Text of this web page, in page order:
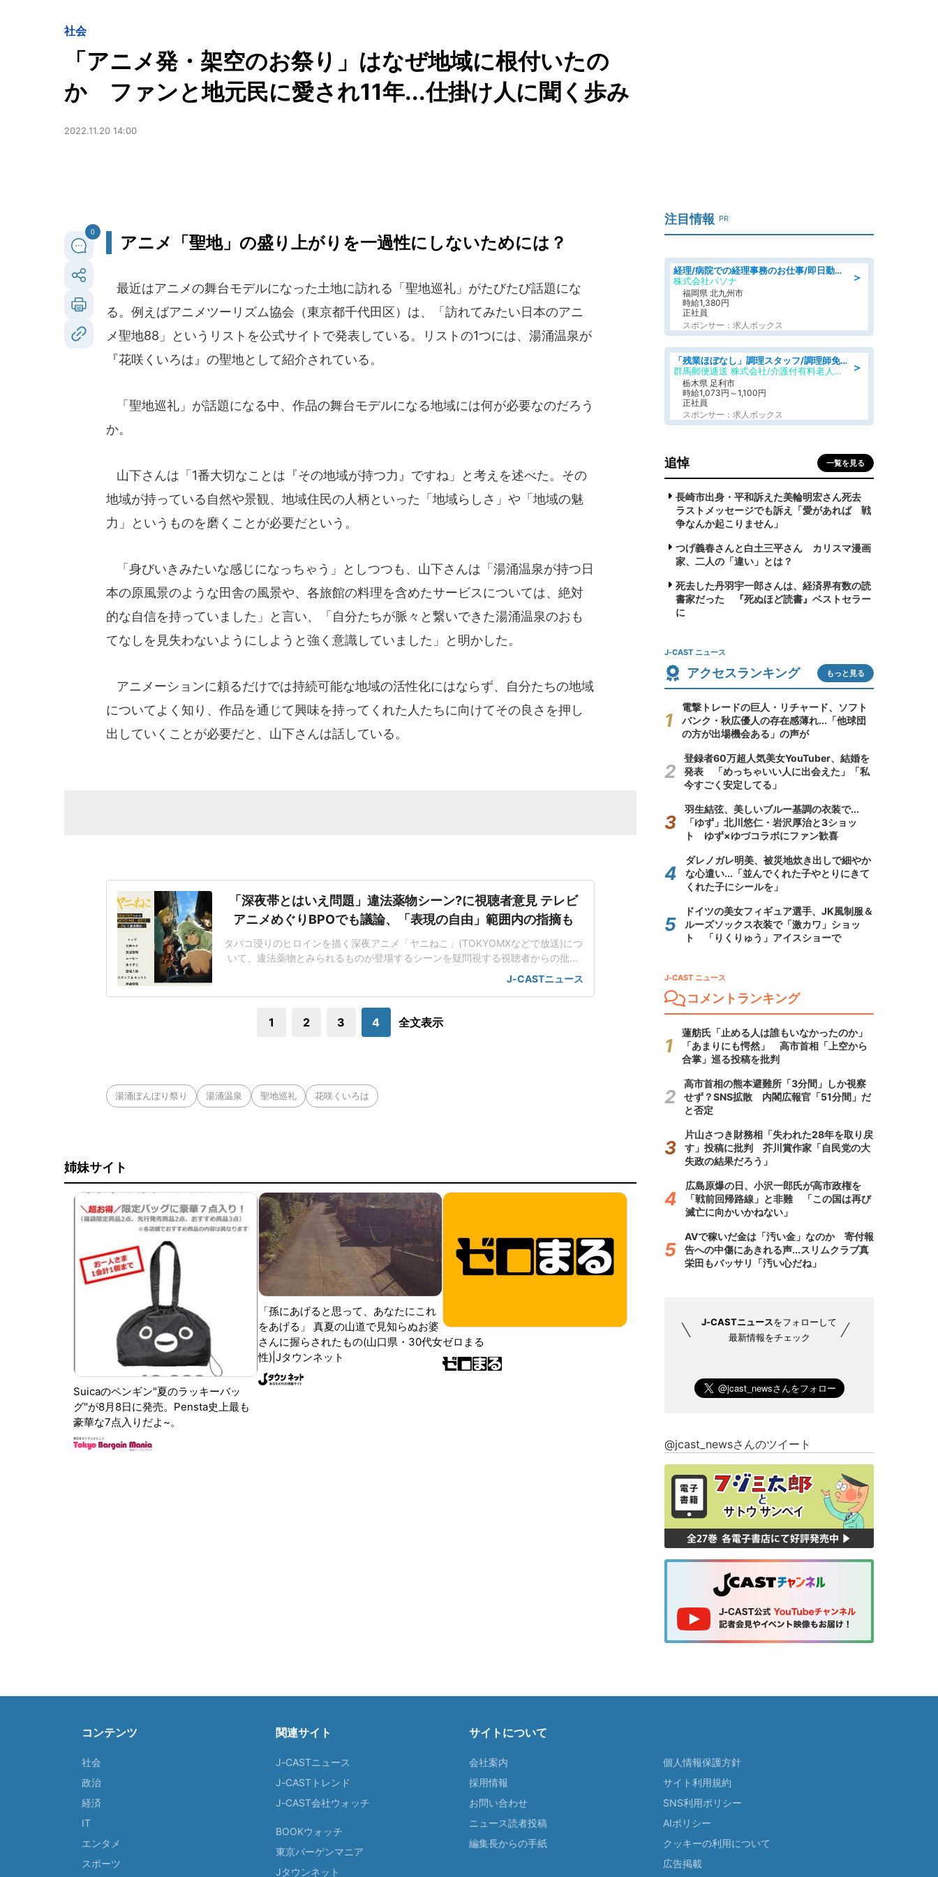
社会
「アニメ発・架空のお祭り」はなぜ地域に根付いたの
か ファンと地元民に愛され11年...仕掛け人に聞く歩み
2022.11.20 14:00
0
アニメ「聖地」の盛り上がりを一過性にしないためには？
最近はアニメの舞台モデルになった土地に訪れる「聖地巡礼」がたびたび話題にな
る。例えばアニメツーリズム協会（東京都千代田区）は、「訪れてみたい日本のアニ
メ聖地88」というリストを公式サイトで発表している。リストの1つには、湯涌温泉が
『花咲くいろは』の聖地として紹介されている。
「聖地巡礼」が話題になる中、作品の舞台モデルになる地域には何が必要なのだろう
か。
山下さんは「1番大切なことは『その地域が持つ力』ですね」と考えを述べた。その
地域が持っている自然や景観、地域住民の人柄といった「地域らしさ」や「地域の魅
力」というものを磨くことが必要だという。
「身びいきみたいな感じになっちゃう」としつつも、山下さんは「湯涌温泉が持つ日
本の原風景のような田舎の風景や、各旅館の料理を含めたサービスについては、絶対
的な自信を持っていました」と言い、「自分たちが脈々と繋いできた湯涌温泉のおも
てなしを見失わないようにしようと強く意識していました」と明かした。
アニメーションに頼るだけでは持続可能な地域の活性化にはならず、自分たちの地域
についてよく知り、作品を通じて興味を持ってくれた人たちに向けてその良さを押し
出していくことが必要だと、山下さんは話している。
「深夜帯とはいえ問題」違法薬物シーン?に視聴者意見 テレビ
アニメめぐりBPOでも議論、「表現の自由」範囲内の指摘も
タバコ浸りのヒロインを描く深夜アニメ「ヤニねこ」(TOKYOMXなどで放送)につ
いて、違法薬物とみられるものが登場するシーンを疑問視する視聴者からの批判
的意見があったとして、放送倫理・番組向上機構(BPO)の審議で取り上げられた。
「紛らわしいことを放送でしないほうがいい」と委員から意見が出たが、「表現
とがネット上で大きな話題に
J-CASTニュース
1 2 3 4 全文表示
湯涌ぼんぼり祭り 湯涌温泉 聖地巡礼 花咲くいろは
姉妹サイト
Suicaのペンギン"夏のラッキーバッ
グ"が8月8日に発売。Pensta史上最も
豪華な7点入りだよ~。
「孫にあげると思って、あなたにこれ
をあげる」 真夏の山道で見知らぬお婆
さんに握らされたもの(山口県・30代女
性)|Jタウンネット
ゼロまる
注目情報 PR
＞
経理/病院での経理事務のお仕事/即日勤務可/車通勤可/経理/一般事務
株式会社パソナ
福岡県 北九州市
時給1,380円
正社員
スポンサー：求人ボックス
＞
「残業ほぼなし」調理スタッフ/調理師免許必須/正職員/日勤のみ/介護付き有料老人ホーム/社会保障完備
群馬郵便逓送 株式会社/介護付有料老人ホーム ふる里
栃木県 足利市
時給1,073円～1,100円
正社員
スポンサー：求人ボックス
追悼 一覧を見る
長崎市出身・平和訴えた美輪明宏さん死去
ラストメッセージでも訴え「愛があれば 戦
争なんか起こりません」
つげ義春さんと白土三平さん カリスマ漫画
家、二人の「違い」とは？
死去した丹羽宇一郎さんは、経済界有数の読
書家だった 『死ぬほど読書』ベストセラー
に
J-CAST ニュース
アクセスランキング もっと見る
電撃トレードの巨人・リチャード、ソフト
バンク・秋広優人の存在感薄れ...「他球団
の方が出場機会ある」の声が
登録者60万超人気美女YouTuber、結婚を
発表 「めっちゃいい人に出会えた」「私
今すごく安定してる」
羽生結弦、美しいブルー基調の衣装で...
「ゆず」北川悠仁・岩沢厚治と3ショッ
ト ゆず×ゆづコラボにファン歓喜
ダレノガレ明美、被災地炊き出しで細やか
な心遣い...「並んでくれた子やとりにきて
くれた子にシールを」
ドイツの美女フィギュア選手、JK風制服＆
ルーズソックス衣装で「激カワ」ショッ
ト 「りくりゅう」アイスショーで
J-CAST ニュース
コメントランキング
蓮舫氏「止める人は誰もいなかったのか」
「あまりにも愕然」 高市首相「上空から
合掌」巡る投稿を批判
高市首相の熊本避難所「3分間」しか視察
せず？SNS拡散 内閣広報官「51分間」だ
と否定
片山さつき財務相「失われた28年を取り戻
す」投稿に批判 芥川賞作家「自民党の大
失政の結果だろう」
広島原爆の日、小沢一郎氏が高市政権を
「戦前回帰路線」と非難 「この国は再び
滅亡に向かいかねない」
AVで稼いだ金は「汚い金」なのか 寄付報
告への中傷にあきれる声...スリムクラブ真
栄田もバッサリ「汚い心だね」
J-CASTニュースをフォローして
最新情報をチェック
@jcast_newsさんのツイート
コンテンツ
社会
政治
経済
IT
エンタメ
スポーツ
関連サイト
J-CASTニュース
J-CASTトレンド
J-CAST会社ウォッチ
BOOKウォッチ
東京バーゲンマニア
Jタウンネット
サイトについて
会社案内
採用情報
お問い合わせ
ニュース読者投稿
編集長からの手紙
個人情報保護方針
サイト利用規約
SNS利用ポリシー
AIポリシー
クッキーの利用について
広告掲載